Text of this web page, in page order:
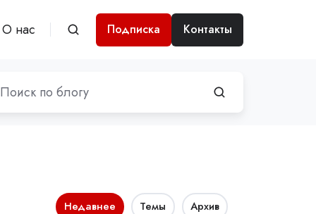
О нас Подписка Контакты
Недавнее Темы Архив